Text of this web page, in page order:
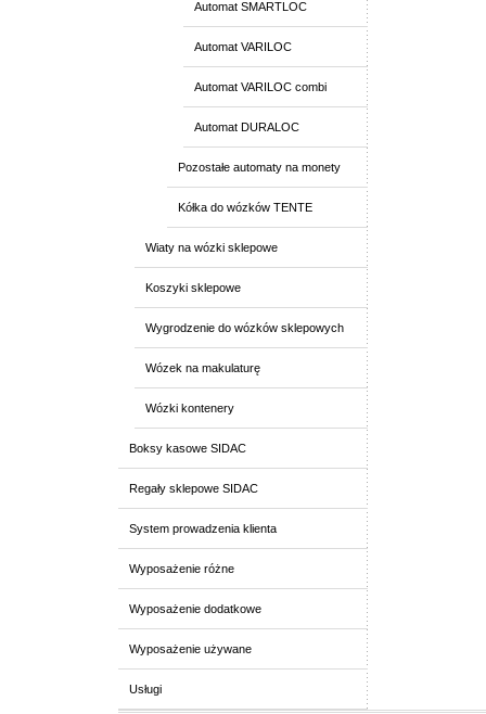
Automat SMARTLOC
Automat VARILOC
Automat VARILOC combi
Automat DURALOC
Pozostałe automaty na monety
Kółka do wózków TENTE
Wiaty na wózki sklepowe
Koszyki sklepowe
Wygrodzenie do wózków sklepowych
Wózek na makulaturę
Wózki kontenery
Boksy kasowe SIDAC
Regały sklepowe SIDAC
System prowadzenia klienta
Wyposażenie różne
Wyposażenie dodatkowe
Wyposażenie używane
Usługi